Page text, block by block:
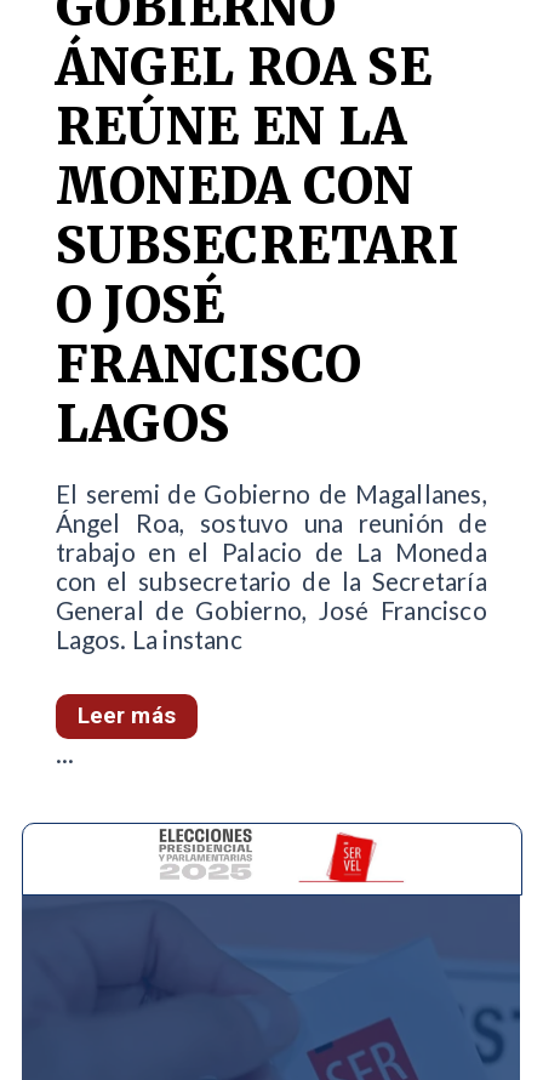
ÁNGEL ROA SE
REÚNE EN LA
MONEDA CON
SUBSECRETARI
O JOSÉ
FRANCISCO
LAGOS
El seremi de Gobierno de Magallanes,
Ángel Roa, sostuvo una reunión de
trabajo en el Palacio de La Moneda
con el subsecretario de la Secretaría
General de Gobierno, José Francisco
Lagos. La instanc
Leer más
...